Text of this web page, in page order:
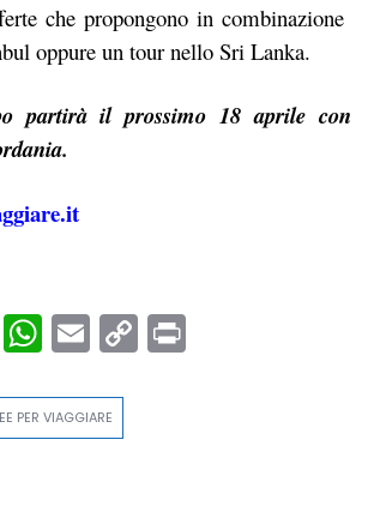
che propongono in combinazione
oppure un tour nello Sri Lanka.
partirà il prossimo 18 aprile con
Pinterest
WhatsApp
Email
Copy
Link
PER VIAGGIARE